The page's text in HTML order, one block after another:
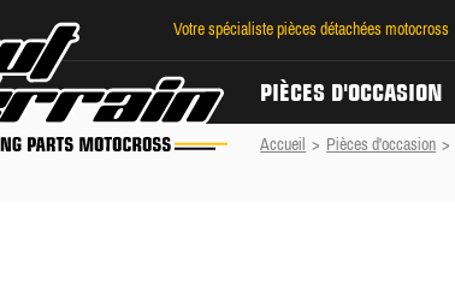
Votre spécialiste pièces détachées motocross
PIÈCES D'OCCASION
Accueil > Pièces d'occasion >